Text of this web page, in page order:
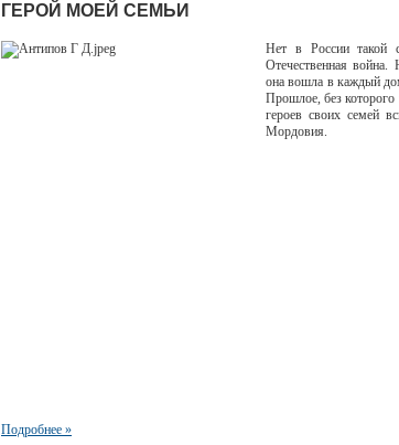
ГЕРОЙ МОЕЙ СЕМЬИ
Нет в России такой
Отечественная
она вошла в каждый
Прошлое, без
героев своих семей
Мордовия.
Подробнее »